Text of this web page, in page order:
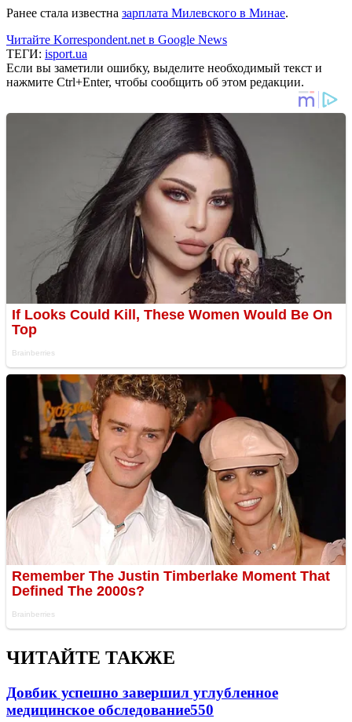
Ранее стала известна зарплата Милевского в Минае.
Читайте Korrespondent.net в Google News
ТЕГИ: isport.ua
Если вы заметили ошибку, выделите необходимый текст и
нажмите Ctrl+Enter, чтобы сообщить об этом редакции.
ЧИТАЙТЕ ТАКЖЕ
Довбик успешно завершил углубленное
медицинское обследование550